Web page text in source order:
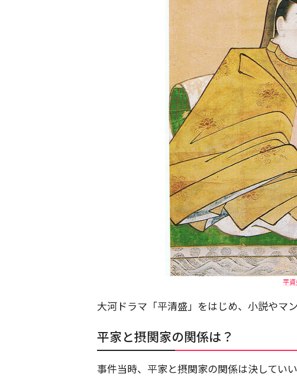
平
大河ドラマ「平清盛」をはじめ、小説やマ
平家と摂関家の関係は？
事件当時、平家と摂関家の関係は決してい